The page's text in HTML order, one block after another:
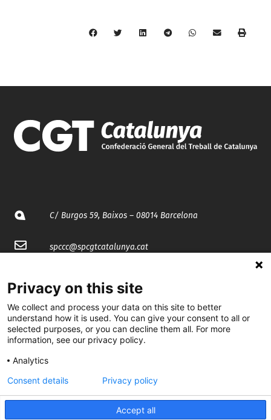
C/ Burgos 59, Baixos – 08014 Barcelona
spccc@spcgtcatalunya.cat
@CGTCatalunya
cgtcatalunya
CGTCatalunya
cgtcatalunya
Privacy on this site
We collect and process your data on this site to better
understand how it is used. You can give your consent to all or
selected purposes, or you can decline them all. For more
information, see our privacy policy.
Analytics
Accept all
Consent details Privacy policy